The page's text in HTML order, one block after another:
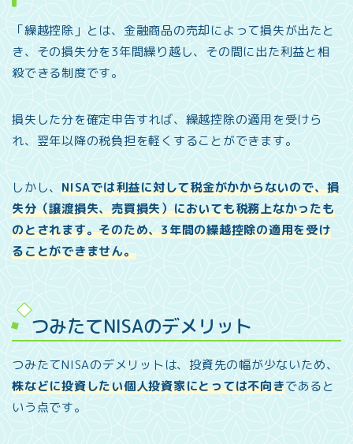
「繰越控除」とは、金融商品の売却によって損失が出たと
き、その損失分を3年間繰り越し、その間に出た利益と相
殺できる制度です。
損失した分を確定申告すれば、繰越控除の適用を受けら
れ、翌年以降の税負担を軽くすることができます。
しかし、NISAでは利益に対して税金がかからないので、損
失分（譲渡損失、売買損失）においても税務上なかったも
のとされます。そのため、3年間の繰越控除の適用を受け
ることができません。
つみたてNISAのデメリット
つみたてNISAのデメリットは、投資先の幅が少ないため、
株などに投資したい個人投資家にとっては不向きであると
いう点です。